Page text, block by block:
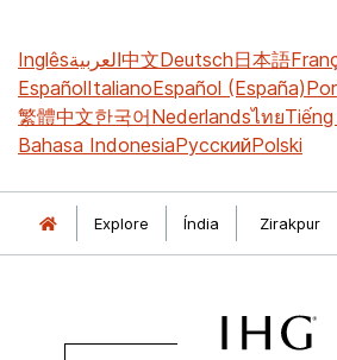
Inglêsالعربية中文Deutsch日本語
EspañolItalianoEspañol (España)
繁體中文한국어Nederlandsไทย
Bahasa IndonesiaРусскийPolski
Explore Índia Zirakpur